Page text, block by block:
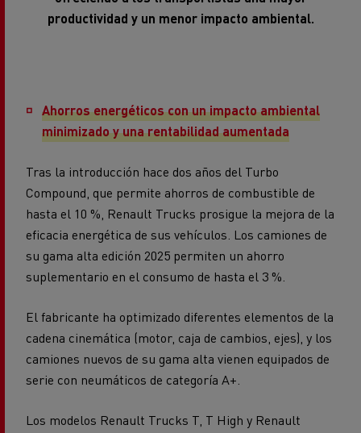
productividad y un menor impacto ambiental.
Ahorros energéticos con un impacto ambiental
minimizado y una rentabilidad aumentada
Tras la introducción hace dos años del Turbo
Compound, que permite ahorros de combustible de
hasta el 10 %, Renault Trucks prosigue la mejora de la
eficacia energética de sus vehículos. Los camiones de
su gama alta edición 2025 permiten un ahorro
suplementario en el consumo de hasta el 3 %.
El fabricante ha optimizado diferentes elementos de la
cadena cinemática (motor, caja de cambios, ejes), y los
camiones nuevos de su gama alta vienen equipados de
serie con neumáticos de categoría A+.
Los modelos Renault Trucks T, T High y Renault